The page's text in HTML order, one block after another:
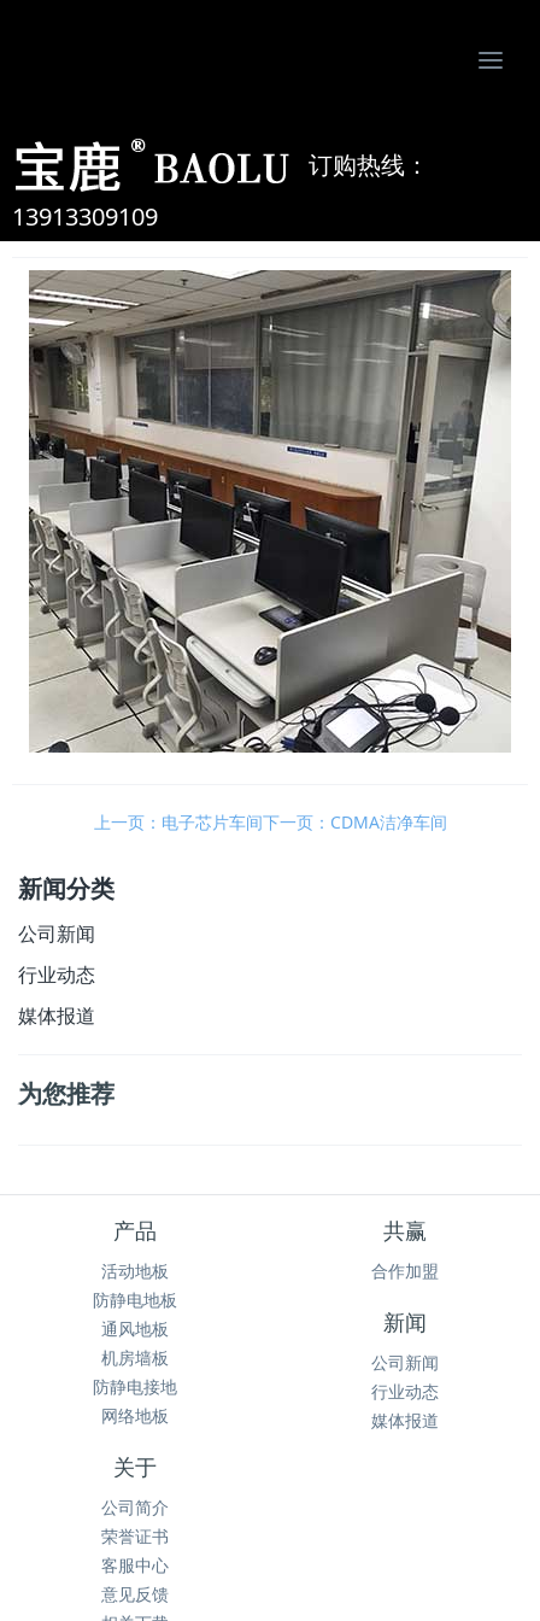
订购热线：
13913309109
金融模拟中心
2020-4-2 15:07:30
上一页：电子芯片车间下一页：CDMA洁净车间
新闻分类
公司新闻
行业动态
媒体报道
为您推荐
产品
活动地板
防静电地板
通风地板
机房墙板
防静电接地
网络地板
共赢
合作加盟
新闻
公司新闻
行业动态
媒体报道
关于
公司简介
荣誉证书
客服中心
意见反馈